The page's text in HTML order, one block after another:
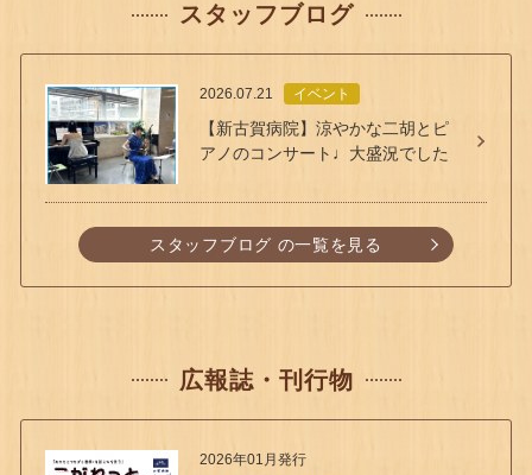
スタッフブログ
2026.07.21 イベント
【新古賀病院】涼やかな二胡とピ
アノのコンサート♩大盛況でした
スタッフブログ の一覧を見る
広報誌・刊行物
2026年01月発行